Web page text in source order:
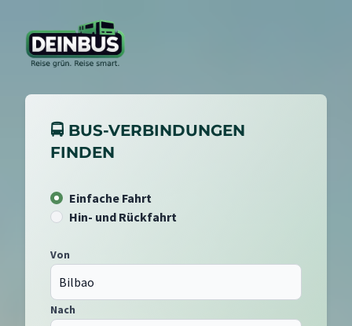
🚍 BUS-VERBINDUNGEN
FINDEN
Einfache Fahrt
Hin- und Rückfahrt
Von
Nach